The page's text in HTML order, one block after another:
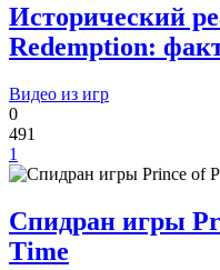
Исторический
Redemption:
Видео из игр
0
491
1
Спидран игры
Time